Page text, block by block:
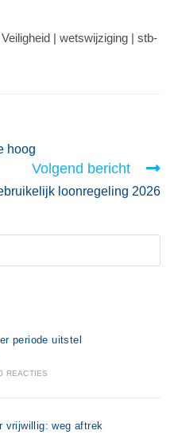
| wetswijziging | stb-
hoog
Volgend bericht
loonregeling 2026
periode uitstel
REACTIES
vrijwillig: weg aftrek